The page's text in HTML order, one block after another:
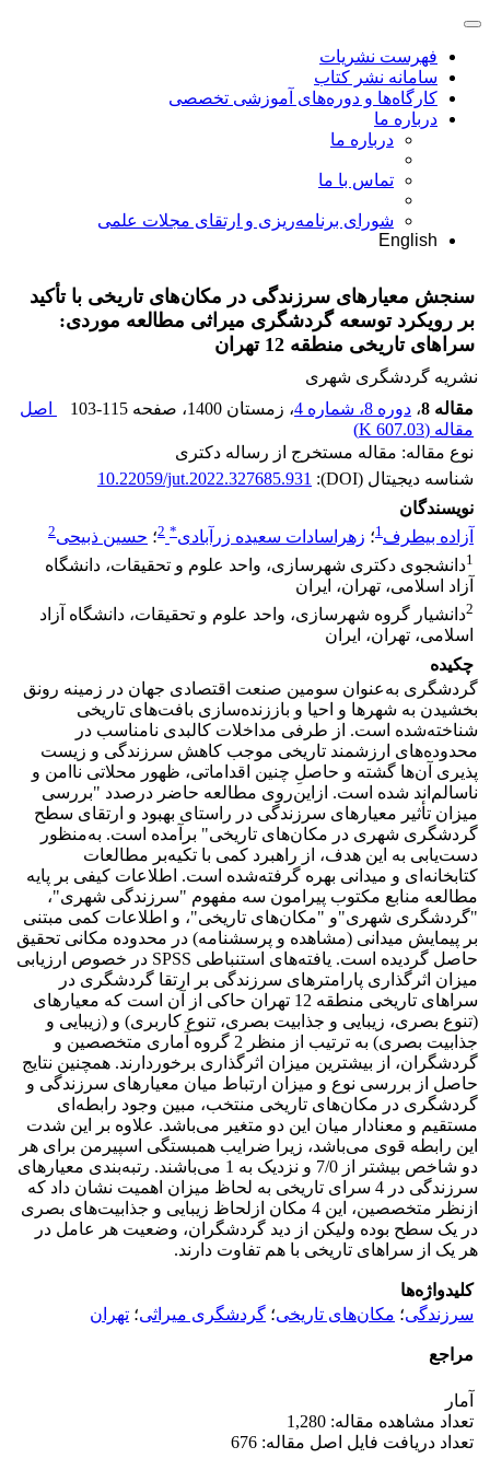
فهرست نشریات
سامانه نشر کتاب
کارگاه‌ها و دوره‌های آموزشی تخصصی
درباره ما
درباره ما
تماس با ما
شورای برنامه‌ریزی و ارتقای مجلات علمی
English
سنجش معیارهای سرزندگی در مکان‌های تاریخی با تأکید
بر رویکرد توسعه گردشگری میراثی مطالعه موردی:
سراهای تاریخی منطقه 12 تهران
نشریه گردشگری شهری
مقاله 8
، دوره 8، شماره 4 ، زمستان 1400 ، صفحه 103-115
اصل
مقاله (607.03 K
)
نوع مقاله: مقاله مستخرج از رساله دکتری
شناسه دیجیتال (DOI):
10.22059/jut.2022.327685.931
نویسندگان
آزاده بیطرف1؛ زهراسادات سعیده زرآبادی*
2؛ حسین ذبیحی2
1دانشجوی دکتری شهرسازی، واحد علوم و تحقیقات، دانشگاه
آزاد اسلامی، تهران، ایران
2دانشیار گروه شهرسازی، واحد علوم و تحقیقات، دانشگاه آزاد
اسلامی، تهران، ایران
چکیده
گردشگری به‌عنوان سومین صنعت اقتصادی جهان در زمینه رونق
بخشیدن به شهرها و احیا و باززنده‌سازی بافت‌های تاریخی
شناخته‌شده است. از طرفی مداخلات کالبدی نامناسب در
محدوده‌های ارزشمند تاریخی موجب کاهش سرزندگی و زیست
پذیری آن‌ها گشته و حاصلِ چنین اقداماتی، ظهور محلاتی ناامن و
ناسالم‌اند شده است. ازاین‌روی مطالعه حاضر درصدد "بررسی
میزان تأثیر معیارهای سرزندگی در راستای بهبود و ارتقای سطح
گردشگری شهری در مکان‌های تاریخی" برآمده است. به‌منظور
دست‌یابی به این هدف، از راهبرد کمی با تکیه‌بر مطالعات
کتابخانه‌ای و میدانی بهره گرفته‌شده است. اطلاعات کیفی بر پایه
مطالعه منابع مکتوب پیرامون سه مفهوم "سرزندگی شهری"،
"گردشگری شهری"و "مکان‌های تاریخی"، و اطلاعات کمی مبتنی
بر پیمایش میدانی (مشاهده و پرسشنامه) در محدوده مکانی تحقیق
حاصل گردیده است. یافته‌های استنباطی SPSS در خصوص ارزیابی
میزان اثرگذاری پارامترهای سرزندگی بر ارتقا گردشگری در
سراهای تاریخی منطقه 12 تهران حاکی از آن است که معیارهای
(تنوع بصری، زیبایی و جذابیت بصری، تنوع کاربری) و (زیبایی و
جذابیت بصری) به ترتیب از منظر 2 گروه آماری متخصصین و
گردشگران، از بیشترین میزان اثرگذاری برخوردارند. همچنین نتایج
حاصل از بررسی نوع و میزان ارتباط میان معیارهای سرزندگی و
گردشگری در مکان‌های تاریخی منتخب، مبین وجود رابطه‌ای
مستقیم و معنادار میان این دو متغیر می‌باشد. علاوه بر این شدت
این رابطه قوی می‌باشد، زیرا ضرایب همبستگی اسپیرمن برای هر
دو شاخص بیشتر از 7/0 و نزدیک به 1 می‌باشند. رتبه‌بندی معیارهای
سرزندگی در 4 سرای تاریخی به لحاظ میزان اهمیت نشان داد که
ازنظر متخصصین، این 4 مکان ازلحاظ زیبایی و جذابیت‌های بصری
در یک سطح بوده ولیکن از دید گردشگران، وضعیت هر عامل در
هر یک از سراهای تاریخی با هم تفاوت دارند.
کلیدواژه‌ها
سرزندگی؛ مکان‌های تاریخی؛ گردشگری میراثی؛ تهران
مراجع
آمار
تعداد مشاهده مقاله: 1,280
تعداد دریافت فایل اصل مقاله: 676